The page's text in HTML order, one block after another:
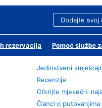
Dodajte svoj
rezervacija Pomoć službe
Jedinstveni
Recenzije
Otkrijte mjesečni
Članci o putovanjima